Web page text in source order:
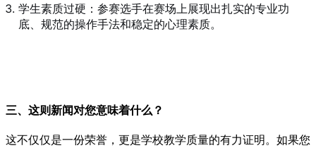
学生素质过硬：参赛选手在赛场上展现出扎实的专业功
底、规范的操作手法和稳定的心理素质。
三、这则新闻对您意味着什么？
这不仅仅是一份荣誉，更是学校教学质量的有力证明。如果您